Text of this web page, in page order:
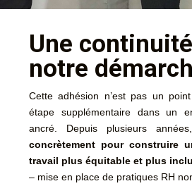
Une
notre
Cette adhésion n’est pas un
étape supplémentaire dans un
ancré. Depuis plusieurs
concrètement pour construire
travail plus équitable et plus
– mise en place de pratiques RH